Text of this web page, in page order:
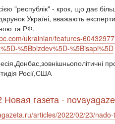
"республік" - крок, що дає
Україні, вважають
та РФ.
ukrainian/features-
%5Bbizdev%5D-%5Bisapi%5D
Росії,США
Новая газета -
articles/2022/02/23/